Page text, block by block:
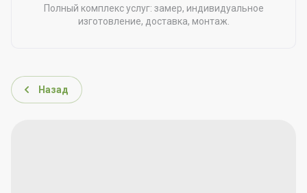
Полный комплекс услуг: замер, индивидуальное
изготовление, доставка, монтаж.
Назад